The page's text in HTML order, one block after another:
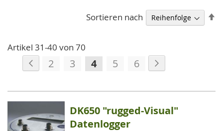
Artikel 31-40 von 70
Seite
Seite
Zurück
Seite
2 Seite
3
Sie
gerade
die
Seite
4 Seite
5 Seite
6
Sortieren nach
DK650 "rugged-Visual"
Datenlogger